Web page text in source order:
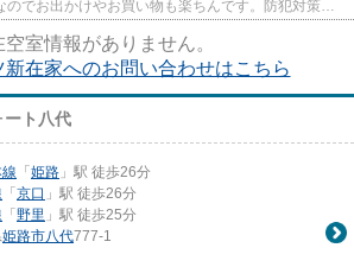
でお出かけやお買い物も楽ちんです。防犯対策も
の...
空室情報がありません。
新在家へのお問い合わせはこちら
ート八代
「姫路 」駅 徒歩26分
「京口 」駅 徒歩26分
「野里 」駅 徒歩25分
姫路市八代777-1